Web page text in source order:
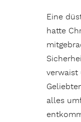
Eine
hatte
verwaist
alles